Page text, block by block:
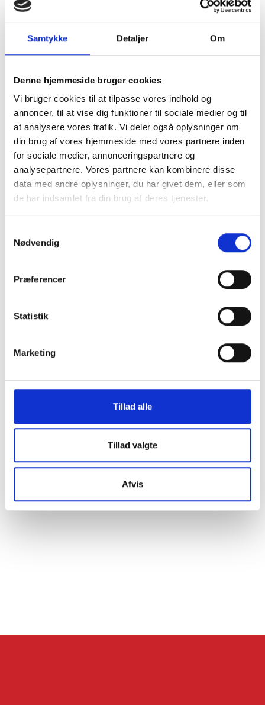
Samtykke Detaljer Om
Denne hjemmeside bruger cookies
Vi bruger cookies til at tilpasse vores indhold og
annoncer, til at vise dig funktioner til sociale medier og til
at analysere vores trafik. Vi deler også oplysninger om
din brug af vores hjemmeside med vores partnere inden
for sociale medier, annonceringspartnere og
analysepartnere. Vores partnere kan kombinere disse
data med andre oplysninger, du har givet dem, eller som
de har indsamlet fra din brug af deres tjenester.
Nødvendig
Præferencer
Statistik
Marketing
Tillad alle
Tillad valgte
Afvis
Frederiksborggade 54 1. tv
1360 København K
Tlf.: 33 32 10 10
Fax: 33 32 39 10
E-mail:
info@skatteinform.dk
Ansvarsfraskrivelse
Da ovenstående alene er vejledende påtager vi os
ikke ansvar for dispositioner, der måtte træffes på
baggrund af ovenstående uden forudgående
individuel rådgivning. Vi påtager os ikke ansvar for
Grænser og satser
Nyttige links
GDPR Politik